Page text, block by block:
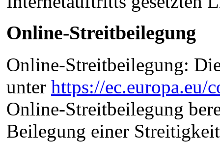
Online-Streitbeilegung
Online-Streitbeilegung:
unter https://ec.europa.eu/
Online-Streitbeilegung
Beilegung einer